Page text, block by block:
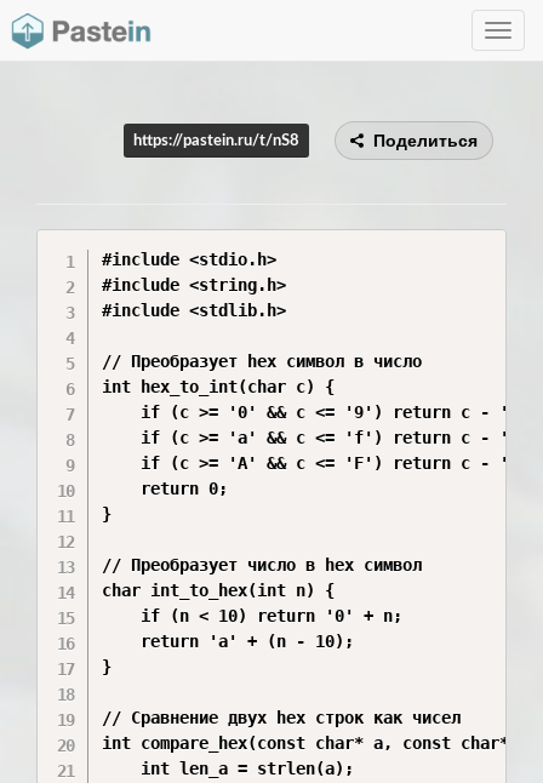
Toggle
https://pastein.ru/t/nS8 Поделиться
#include <stdio.h>
#include <string.h>
#include <stdlib.h>
// Преобразует hex символ в число
int hex_to_int(char c) {
    if (c >= '0' && c <= '9') return c - '0';
if (c >= 'a' && c <= 'f') return c - 'a'
if (c >= 'A' && c <= 'F') return c - 'A'
    return 0;
}
// Преобразует число в hex символ
char int_to_hex(int n) {
    if (n < 10) return '0' + n;
    return 'a' + (n - 10);
}
// Сравнение двух hex строк как чисел
int compare_hex(const char* a, const char*
    int len_a = strlen(a);